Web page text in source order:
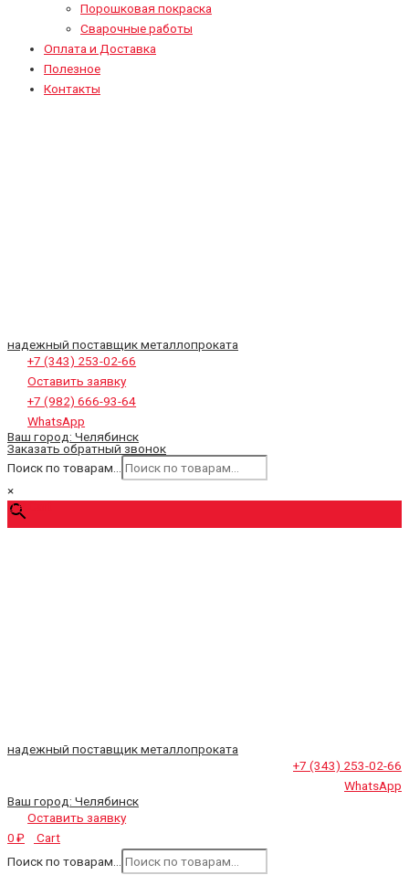
Порошковая покраска
Сварочные работы
Оплата и Доставка
Полезное
Контакты
надежный поставщик металлопроката
+7 (343) 253-02-66
Оставить заявку
+7 (982) 666-93-64
WhatsApp
Ваш город: Челябинск
Заказать обратный звонок
Поиск по товарам...
×
0₽
надежный поставщик металлопроката
+7 (343) 253-02-66
WhatsApp
Ваш город: Челябинск
Оставить заявку
0 ₽
Cart
Поиск по товарам...